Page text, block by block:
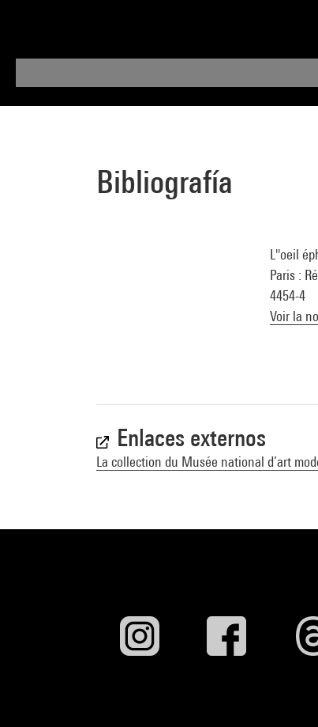
Bibliografía
L''oeil
Paris :
4454-4
Voir la
Enlaces externos
La collection du Musée national d’art